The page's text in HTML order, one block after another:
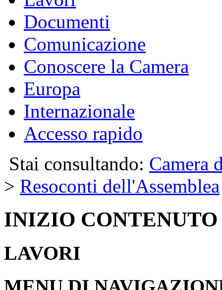
Documenti
Comunicazione
Conoscere la Camera
Europa
Internazionale
Accesso rapido
Stai consultando: Camera
> Resoconti dell'Assemblea
INIZIO CONTENUTO
LAVORI